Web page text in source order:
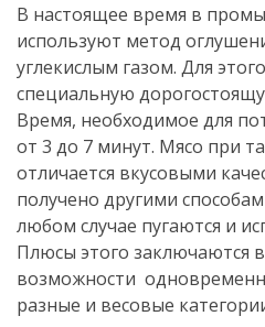
В настоящее время в
используют метод
углекислым газом. Для
специальную
Время, необходимое для
от 3 до 7 минут. Мясо при
отличается вкусовыми
получено другими
любом случае пугаются и
Плюсы этого заключаются
возможности
разные и весовые